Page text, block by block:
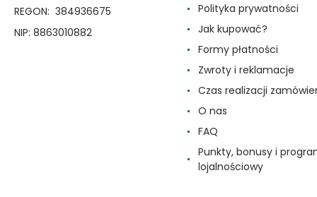
REGON: 384936675
NIP: 8863010882
Polityka prywatności
Jak kupować?
Formy płatności
Zwroty i reklamacje
Czas realizacji
O nas
FAQ
Punkty, bonusy i
lojalnościowy